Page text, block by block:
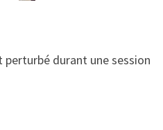
perturbé durant une session